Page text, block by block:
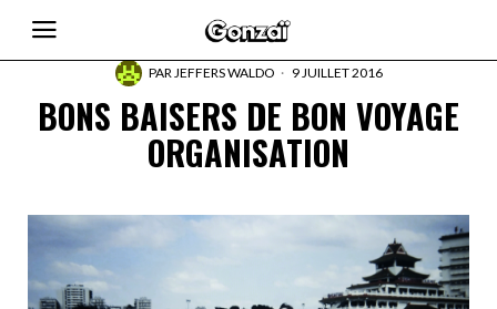
PARJEFFERS WALDO 9 JUILLET 2016
BONS BAISERS DE BON VOYAGE
ORGANISATION